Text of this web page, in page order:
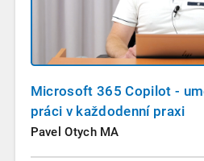
Microsoft 365 Copilot -
práci v každodenní praxi
Pavel Otych MA